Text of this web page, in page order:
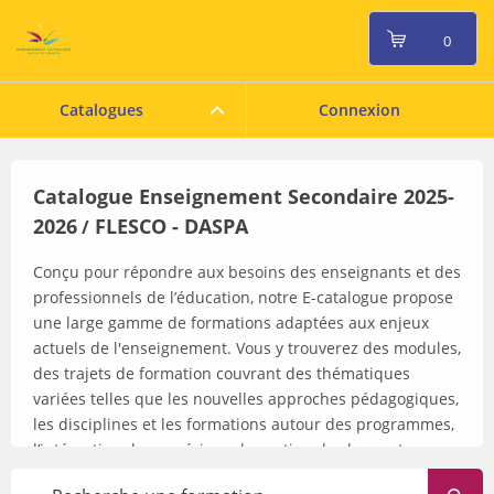
Catalogues Connexion
0
Catalogue Enseignement Secondaire 2025-
2026/ FLESCO - DASPA
Conçu pour répondre aux besoins des enseignants et des
professionnels de l’éducation, notre E-catalogue propose
une large gamme de formations adaptées aux enjeux
actuels de l'enseignement. Vous y trouverez des modules,
des trajets de formation couvrant des thématiques
variées telles que les nouvelles approches pédagogiques,
les disciplines et les formations autour des programmes,
l’intégration du numérique, la gestion de classe et
l'inclusion scolaire. Que vous cherchiez à enrichir vos